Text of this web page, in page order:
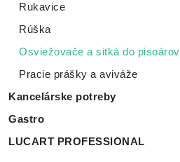
Rukavice
Rúška
Osviežovače a sitká do pisoárov
Pracie prášky a aviváže
Kancelárske potreby
Gastro
LUCART PROFESSIONAL